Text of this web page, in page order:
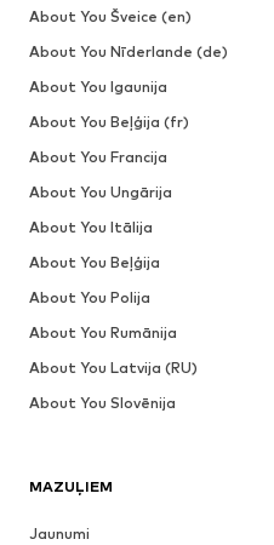
MAZUĻIEM
Jaunumi
About You Šveice (en)
About You Nīderlande (de)
About You Igaunija
About You Beļģija (fr)
About You Francija
About You Ungārija
About You Itālija
About You Beļģija
About You Polija
About You Rumānija
About You Latvija (RU)
About You Slovēnija